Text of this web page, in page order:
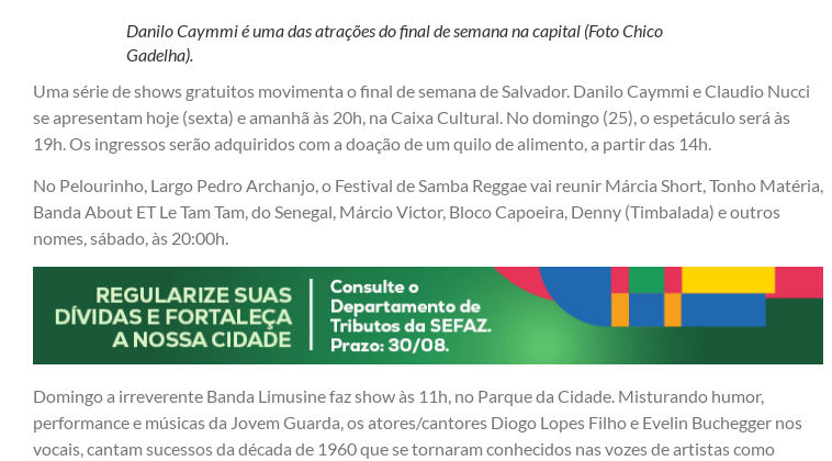
Danilo Caymmi é uma das atrações do final de semana na capital (Foto Chico
Gadelha).
Uma série de shows gratuitos movimenta o final de semana de Salvador. Danilo Caymmi e Claudio Nucci
se apresentam hoje (sexta) e amanhã às 20h, na Caixa Cultural. No domingo (25), o espetáculo será às
19h. Os ingressos serão adquiridos com a doação de um quilo de alimento, a partir das 14h.
No Pelourinho, Largo Pedro Archanjo, o Festival de Samba Reggae vai reunir Márcia Short, Tonho Matéria,
Banda About ET Le Tam Tam, do Senegal, Márcio Victor, Bloco Capoeira, Denny (Timbalada) e outros
nomes, sábado, às 20:00h.
Domingo a irreverente Banda Limusine faz show às 11h, no Parque da Cidade. Misturando humor,
performance e músicas da Jovem Guarda, os atores/cantores Diogo Lopes Filho e Evelin Buchegger nos
vocais, cantam sucessos da década de 1960 que se tornaram conhecidos nas vozes de artistas como